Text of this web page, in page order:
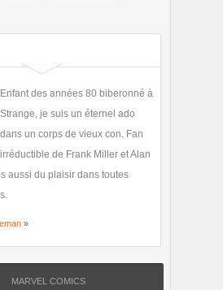
Enfant des années 80 biberonné à
Strange, je suis un éternel ado
dans un corps de vieux con. Fan
irréductible de Frank Miller et Alan
aussi du plaisir dans toutes
»
MARVEL COMICS